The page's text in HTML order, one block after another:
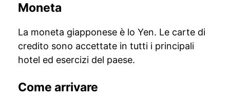
Moneta
La moneta giapponese è lo Yen. Le carte di
credito sono accettate in tutti i principali
hotel ed esercizi del paese.
Come arrivare